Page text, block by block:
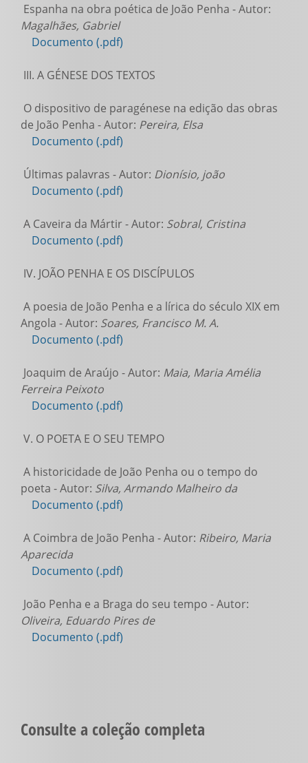
Espanha na obra poética de João Penha - Autor:
Magalhães, Gabriel
Documento (.pdf)
III. A GÉNESE DOS TEXTOS
O dispositivo de paragénese na edição das obras
de João Penha - Autor: Pereira, Elsa
Documento (.pdf)
Últimas palavras - Autor: Dionísio, joão
Documento (.pdf)
A Caveira da Mártir - Autor: Sobral, Cristina
Documento (.pdf)
IV. JOÃO PENHA E OS DISCÍPULOS
A poesia de João Penha e a lírica do século XIX em
Angola - Autor: Soares, Francisco M. A.
Documento (.pdf)
Joaquim de Araújo - Autor: Maia, Maria Amélia
Ferreira Peixoto
Documento (.pdf)
V. O POETA E O SEU TEMPO
A historicidade de João Penha ou o tempo do
poeta - Autor: Silva, Armando Malheiro da
Documento (.pdf)
A Coimbra de João Penha - Autor: Ribeiro, Maria
Aparecida
Documento (.pdf)
João Penha e a Braga do seu tempo - Autor:
Oliveira, Eduardo Pires de
Documento (.pdf)
Consulte a coleção completa